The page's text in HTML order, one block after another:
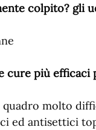
colpito? gli
cure più efficaci
quadro molto
ed antisettici